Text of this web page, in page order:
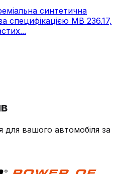
синтетична
специфікацією MB 236.17,
для вашого автомобіля за